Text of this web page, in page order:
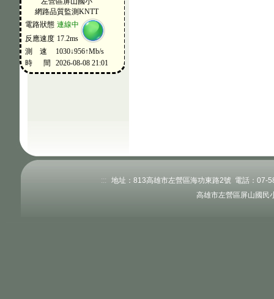
:::
地址：813高雄市左營區海功東路2號 電話：07-
高雄市左營區屏山國民